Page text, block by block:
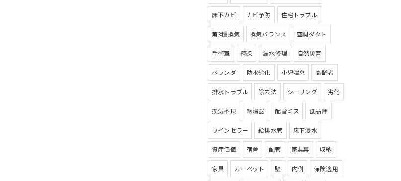
床下カビ カビ予防 住宅トラブル
第3種換気 換気バランス 空調ダクト
手術室 感染 漏水修理 自然災害
ベランダ 防水劣化 小児喘息 高齢者
排水トラブル 除去法 シーリング 劣化
換気不良 給湯器 配管ミス 食品庫
ワインセラー 給排水管 床下浸水
資産価値 宿舎 配管 家具裏 収納
家具 カーペット 壁 内側 保険適用